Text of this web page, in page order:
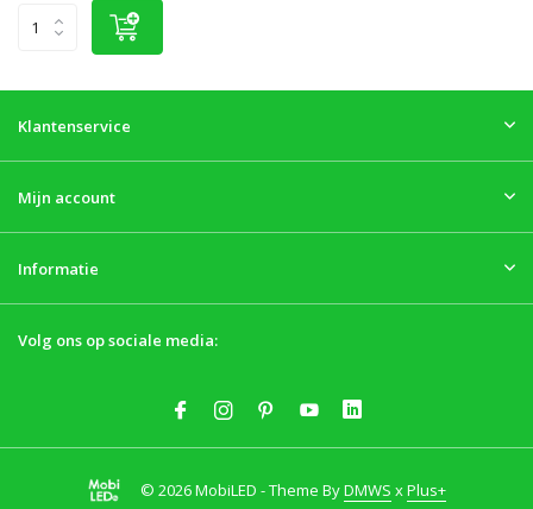
Klantenservice
Mijn account
Informatie
Volg ons op sociale media:
© 2026 MobiLED - Theme ByDMWS xPlus+